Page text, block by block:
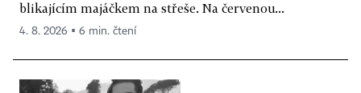
blikajícím majáčkem na střeše. Na červenou...
4. 8. 2026 ▪ 6 min. čtení